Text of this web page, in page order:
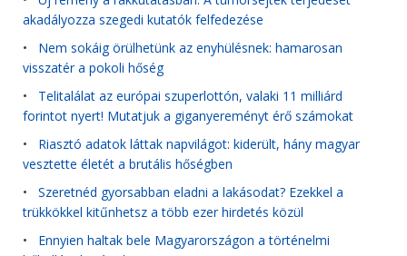
akadályozza szegedi kutatók felfedezése
• Nem sokáig örülhetünk az enyhülésnek: hamarosan
visszatér a pokoli hőség
• Telitalálat az európai szuperlottón, valaki 11 milliárd
forintot nyert! Mutatjuk a giganyereményt érő számokat
• Riasztó adatok láttak napvilágot: kiderült, hány magyar
vesztette életét a brutális hőségben
• Szeretnéd gyorsabban eladni a lakásodat? Ezekkel a
trükkökkel kitűnhetsz a több ezer hirdetés közül
• Ennyien haltak bele Magyarországon a történelmi